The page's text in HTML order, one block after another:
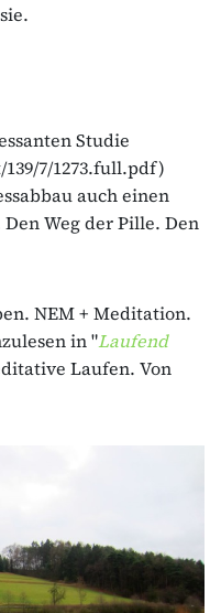
Studie
7/1273.full.pdf)
auch einen
Weg der Pille. Den
NEM + Meditation.
in "Laufend
Laufen. Von